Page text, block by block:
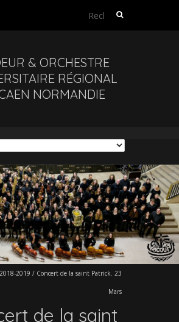
Rechercher :
& ORCHESTRE
RÉGIONAL
NORMANDIE
2018-2019 / Concert de la saint Patrick. 23
Mars
de la saint